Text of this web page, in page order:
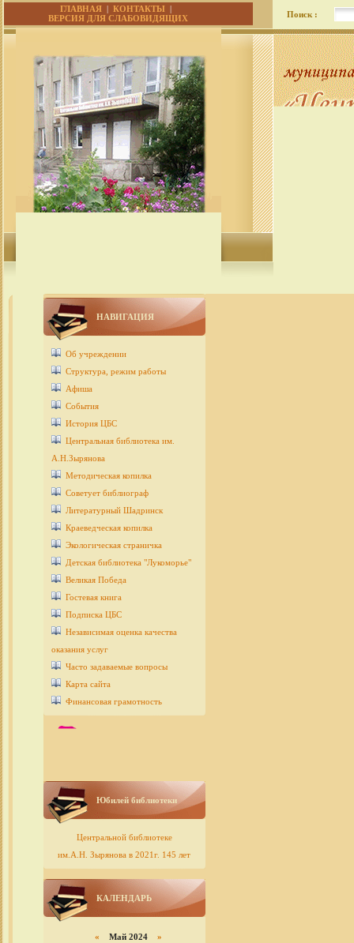
ГЛАВНАЯ |КОНТАКТЫ |
ВЕРСИЯ ДЛЯ СЛАБОВИДЯЩИХ
Поиск :
НАВИГАЦИЯ
Об учреждении
Структура, режим работы
Афиша
События
История ЦБС
Центральная библиотека им.
А.Н.Зырянова
Методическая копилка
Советует библиограф
Литературный Шадринск
Краеведческая копилка
Экологическая страничка
Детcкая библиотека "Лукоморье"
Великая Победа
Гостевая книга
Подписка ЦБС
Независимая оценка качества
оказания услуг
Часто задаваемые вопросы
Карта сайта
Финансовая грамотность
Юбилей библиотеки
Центральной библиотеке
им.А.Н. Зырянова в 2021г. 145 лет
КАЛЕНДАРЬ
« Май 2024»